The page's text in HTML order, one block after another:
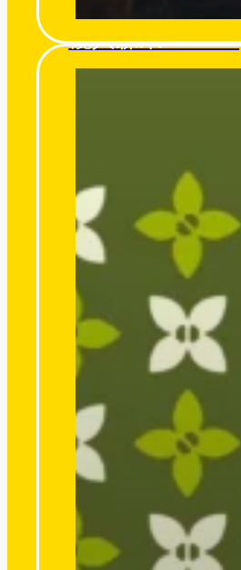
欖人森果 O’miro